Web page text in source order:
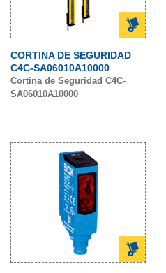
CORTINA DE SEGURIDAD
C4C-SA06010A10000
Cortina de Seguridad C4C-
SA06010A10000